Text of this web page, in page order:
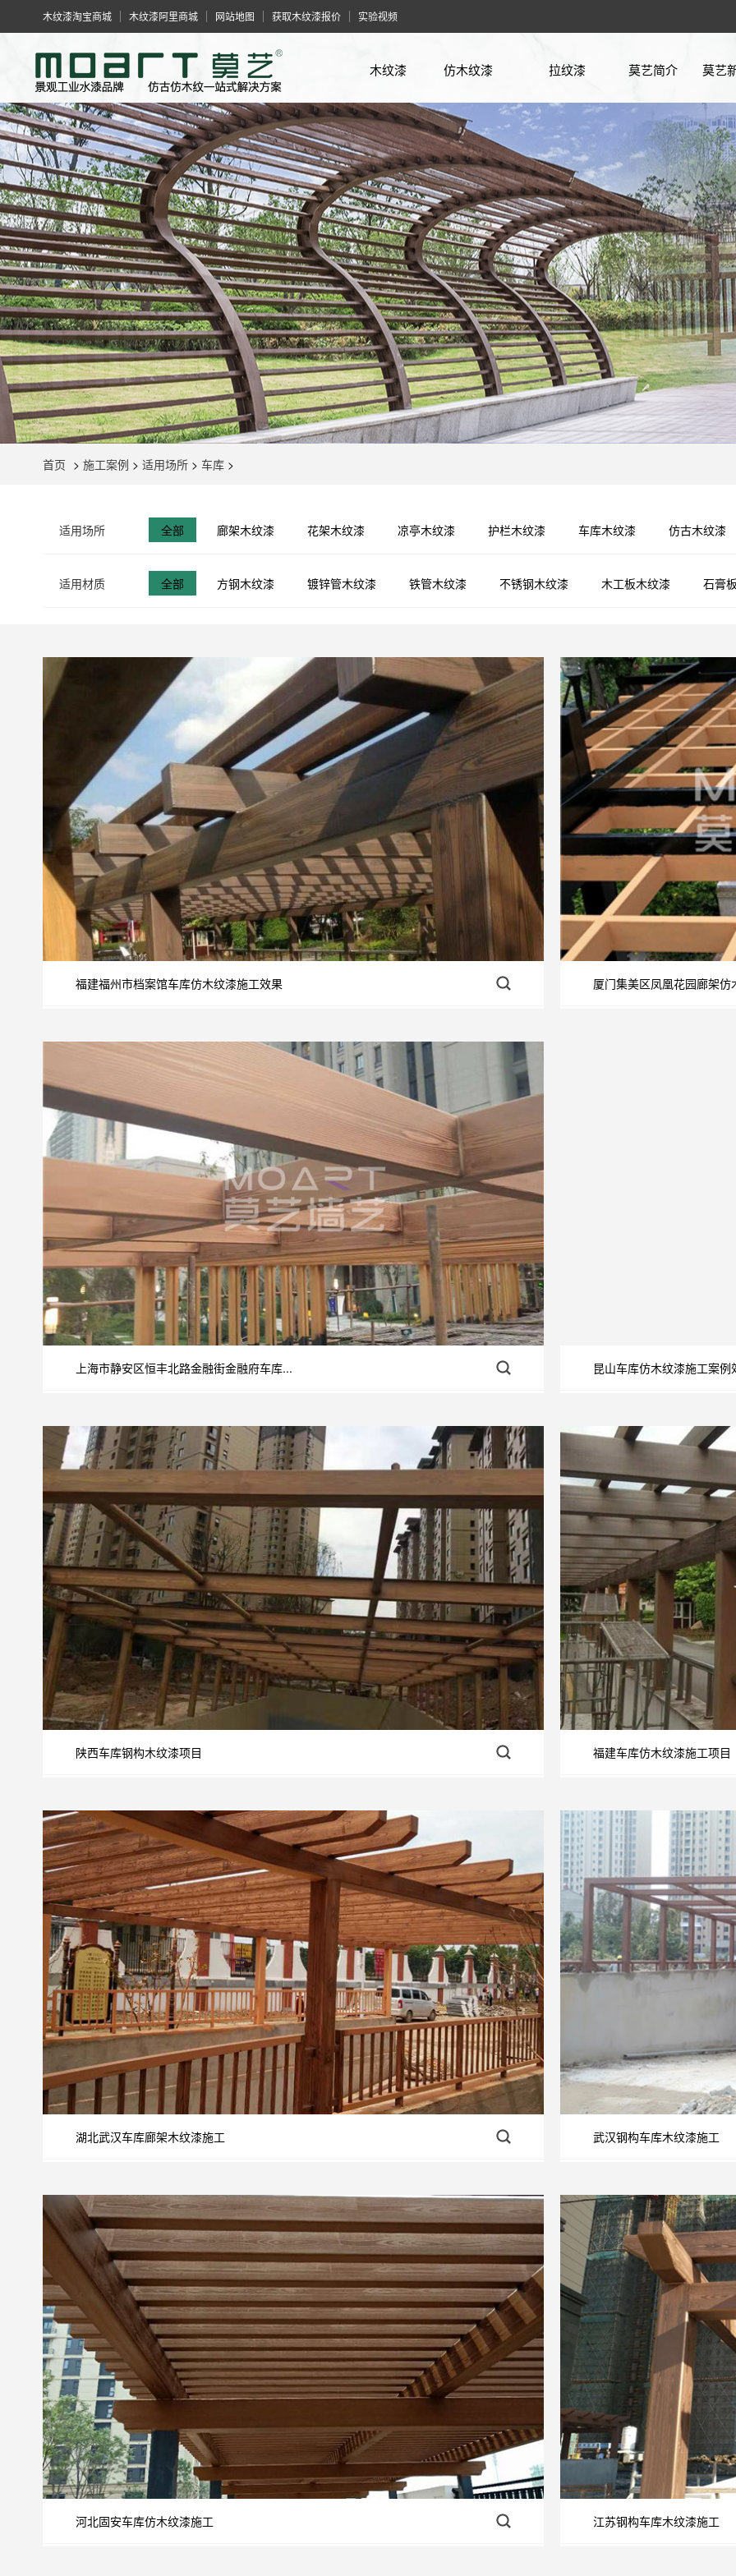
木纹漆淘宝商城 木纹漆阿里商城 网站地图 获取木纹漆报价 实验视频
木纹漆 仿木纹漆
廊架木纹漆
花架木纹漆
凉亭木纹漆
护栏木纹漆
车库木纹漆
仿古木纹漆
阳光房木纹漆
指示牌木纹漆
拉纹漆
方钢木纹漆
镀锌管木纹漆
铁管木纹漆
不锈钢木纹漆
木工板木纹漆
石膏板木纹漆
PVC板木纹漆
混凝土木纹漆
莫艺简介 莫艺
企业
行业
常见
实验
首页 > 施工案例 > 适用场所 > 车库 >
适用场所 全部 廊架木纹漆 花架木纹漆 凉亭木纹漆 护栏木纹漆 车库木纹漆 仿古木纹漆
适用材质 全部 方钢木纹漆 镀锌管木纹漆 铁管木纹漆 不锈钢木纹漆 木工板木纹漆 石膏
福建福州市档案馆车库仿木纹漆施工效果 厦门集美区凤凰花园廊架仿
上海市静安区恒丰北路金融街金融府车库... 昆山车库仿木纹漆施工案例
陕西车库钢构木纹漆项目 福建车库仿木纹漆施工项目
湖北武汉车库廊架木纹漆施工 武汉钢构车库木纹漆施工
河北固安车库仿木纹漆施工 江苏钢构车库木纹漆施工